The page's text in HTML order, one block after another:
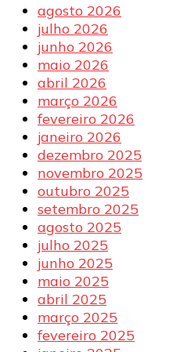
agosto 2026
julho 2026
junho 2026
maio 2026
abril 2026
março 2026
fevereiro 2026
janeiro 2026
dezembro 2025
novembro 2025
outubro 2025
setembro 2025
agosto 2025
julho 2025
junho 2025
maio 2025
abril 2025
março 2025
fevereiro 2025